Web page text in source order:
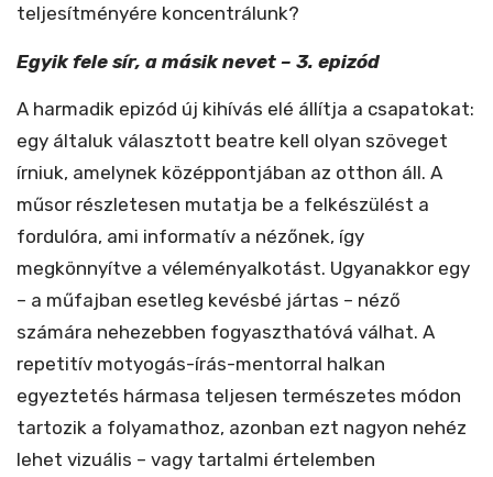
teljesítményére koncentrálunk?
Egyik fele sír, a másik nevet – 3. epizód
A harmadik epizód új kihívás elé állítja a csapatokat:
egy általuk választott beatre kell olyan szöveget
írniuk, amelynek középpontjában az otthon áll. A
műsor részletesen mutatja be a felkészülést a
fordulóra, ami informatív a nézőnek, így
megkönnyítve a véleményalkotást. Ugyanakkor egy
– a műfajban esetleg kevésbé jártas – néző
számára nehezebben fogyaszthatóvá válhat. A
repetitív motyogás-írás-mentorral halkan
egyeztetés hármasa teljesen természetes módon
tartozik a folyamathoz, azonban ezt nagyon nehéz
lehet vizuális – vagy tartalmi értelemben